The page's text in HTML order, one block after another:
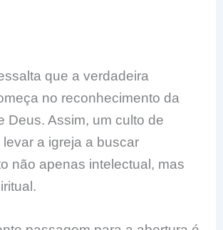
que a verdadeira
no reconhecimento da
Deus. Assim, um culto de
a igreja a buscar
não apenas intelectual, mas